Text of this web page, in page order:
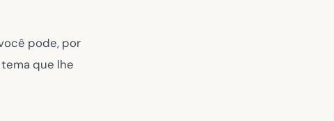
pode, por
que lhe